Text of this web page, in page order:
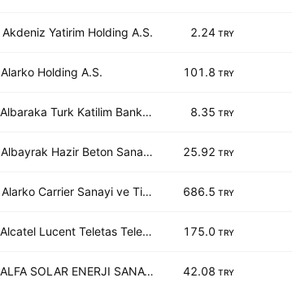
Akdeniz Yatirim Holding A.S. 2.24 TRY
Alarko Holding A.S. 101.8 TRY
Albaraka Turk Katilim Bankasi A.S. 8.35 TRY
Albayrak Hazir Beton Sanayi ve Ticaret AS 25.92 TRY
Alarko Carrier Sanayi ve Ticaret A.S. 686.5 TRY
Alcatel Lucent Teletas Telekomunikasyon A.S. 175.0 TRY
ALFA SOLAR ENERJI SANAYI VE TICARET A.S. 42.08 TRY